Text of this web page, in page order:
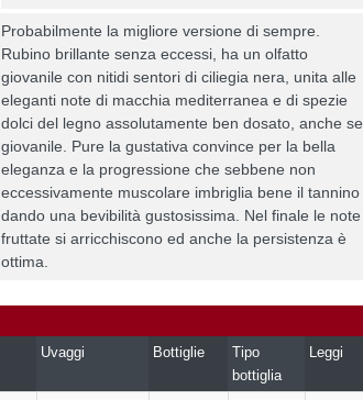
Probabilmente la migliore versione di sempre.
Rubino brillante senza eccessi, ha un olfatto
giovanile con nitidi sentori di ciliegia nera, unita alle
eleganti note di macchia mediterranea e di spezie
dolci del legno assolutamente ben dosato, anche se
giovanile. Pure la gustativa convince per la bella
eleganza e la progressione che sebbene non
eccessivamente muscolare imbriglia bene il tannino
dando una bevibilità gustosissima. Nel finale le note
fruttate si arricchiscono ed anche la persistenza è
ottima.
Uvaggi Bottiglie
Tipo
bottiglia
Leggi